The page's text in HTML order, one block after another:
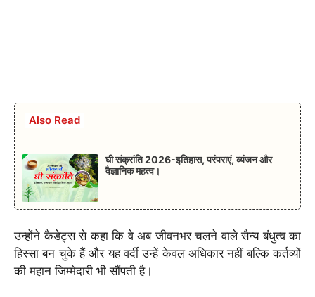
Also Read
घी संक्रांति 2026-इतिहास, परंपराएं, व्यंजन और
वैज्ञानिक महत्व।
उन्होंने कैडेट्स से कहा कि वे अब जीवनभर चलने वाले सैन्य बंधुत्व का
हिस्सा बन चुके हैं और यह वर्दी उन्हें केवल अधिकार नहीं बल्कि कर्तव्यों
की महान जिम्मेदारी भी सौंपती है।